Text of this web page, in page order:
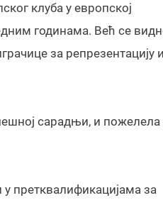
клуба у европској
годинама. Већ се
за репрезентацију
сарадњи, и пожелела
претквалификацијама за